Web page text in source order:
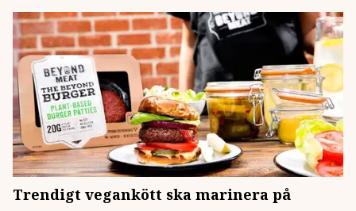
Trendigt vegankött ska marinera på